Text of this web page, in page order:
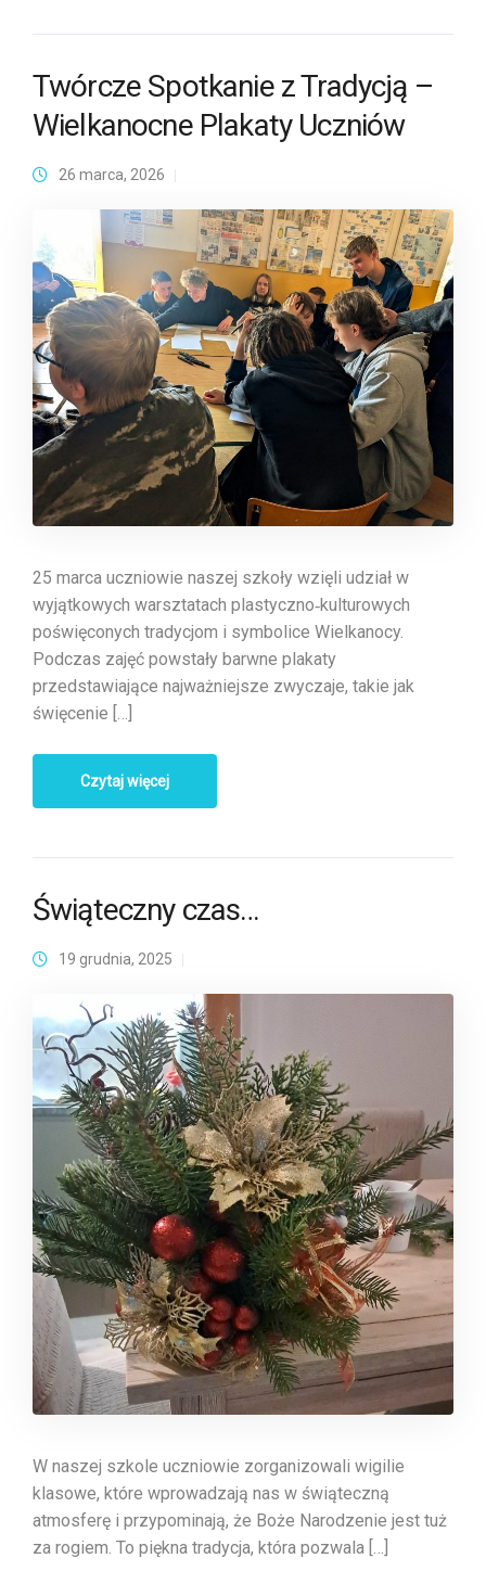
Twórcze Spotkanie z Tradycją –
Wielkanocne Plakaty Uczniów
26 marca, 2026
25 marca uczniowie naszej szkoły wzięli udział w
wyjątkowych warsztatach plastyczno‑kulturowych
poświęconych tradycjom i symbolice Wielkanocy.
Podczas zajęć powstały barwne plakaty
przedstawiające najważniejsze zwyczaje, takie jak
święcenie […]
Czytaj więcej
Świąteczny czas…
19 grudnia, 2025
W naszej szkole uczniowie zorganizowali wigilie
klasowe, które wprowadzają nas w świąteczną
atmosferę i przypominają, że Boże Narodzenie jest tuż
za rogiem. To piękna tradycja, która pozwala […]